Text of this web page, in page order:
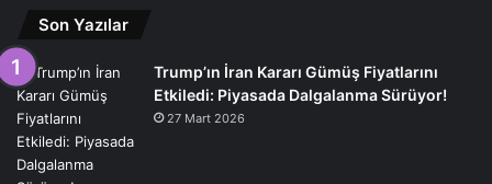
Son Yazılar
Trump’ın İran Kararı Gümüş Fiyatlarını
Etkiledi: Piyasada Dalgalanma Sürüyor!
27 Mart 2026